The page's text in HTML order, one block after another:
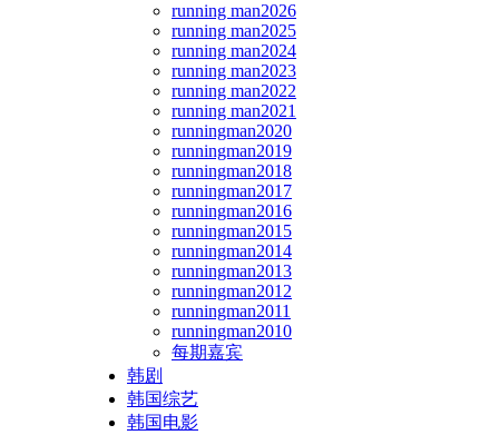
running man2026
running man2025
running man2024
running man2023
running man2022
running man2021
runningman2020
runningman2019
runningman2018
runningman2017
runningman2016
runningman2015
runningman2014
runningman2013
runningman2012
runningman2011
runningman2010
每期嘉宾
韩剧
韩国综艺
韩国电影